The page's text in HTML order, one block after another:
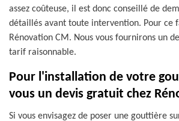
assez coûteuse, il est donc conseillé de
détaillés avant toute intervention. Pour ce
Rénovation CM. Nous vous fournirons un
tarif raisonnable.
Pour l'installation de votre
vous un devis gratuit chez
Si vous envisagez de poser une gouttière